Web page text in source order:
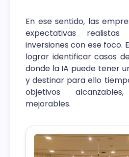
En ese sentido, las
expectativas
inversiones con ese foco.
lograr identificar casos
donde la IA puede tener
y destinar para ello
objetivos
mejorables.